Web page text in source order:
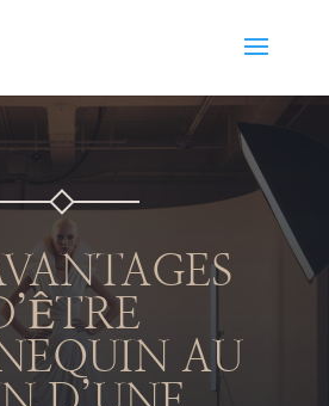
AU